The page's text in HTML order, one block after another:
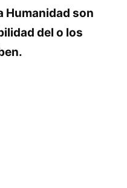
Humanidad son
del o los